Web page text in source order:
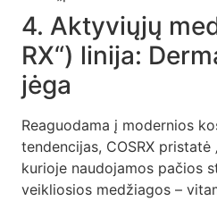
4. Aktyviųjų
RX“) linija:
jėga
Reaguodama į modernios
tendencijas, COSRX pristatė
kurioje naudojamos pačios
veikliosios medžiagos –